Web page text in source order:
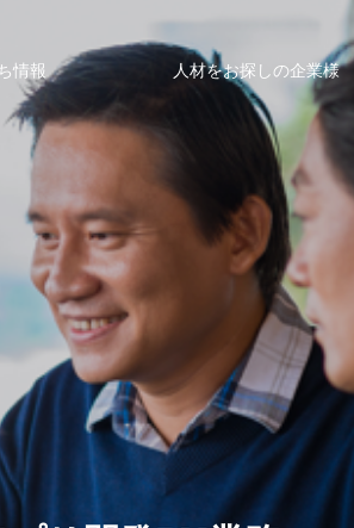
情報 人材をお探しの企業様